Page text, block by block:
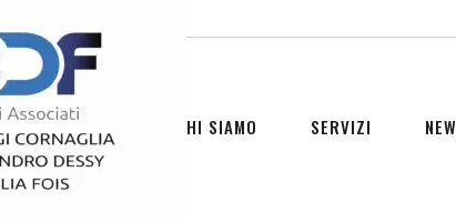
HOME CHI SIAMO SERVIZI